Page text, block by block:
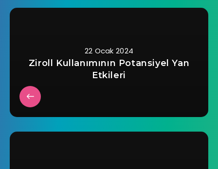
22 Ocak 2024
Ziroll Kullanımının Potansiyel Yan
Etkileri